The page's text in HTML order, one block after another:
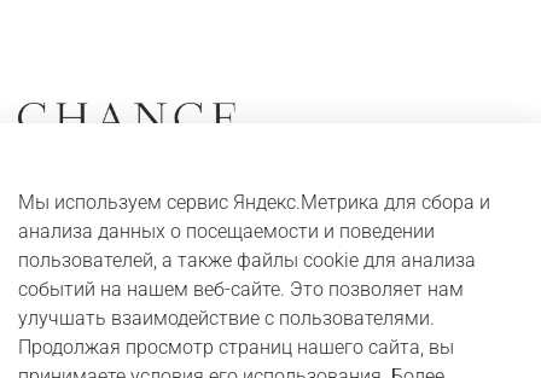
Серьги
Кольца
Колье
Браслеты
Адреса и контакты
Оплата и доставка
Digital журнал
Бонусная программа
Мы используем сервис Яндекс.Метрика для сбора и
анализа данных о посещаемости и поведении
пользователей, а также файлы cookie для анализа
событий на нашем веб-сайте. Это позволяет нам
улучшать взаимодействие с пользователями.
Продолжая просмотр страниц нашего сайта, вы